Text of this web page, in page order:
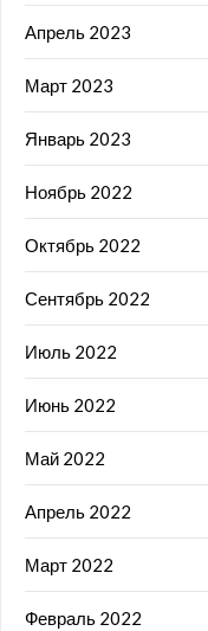
Апрель 2023
Март 2023
Январь 2023
Ноябрь 2022
Октябрь 2022
Сентябрь 2022
Июль 2022
Июнь 2022
Май 2022
Апрель 2022
Март 2022
Февраль 2022